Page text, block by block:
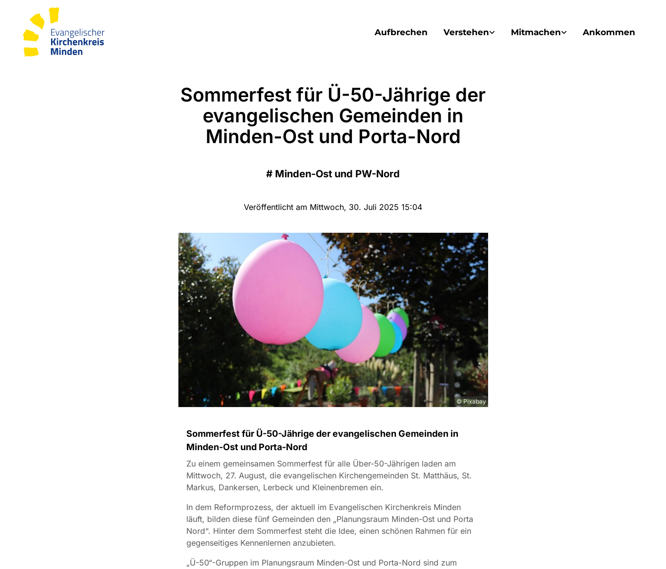
Aufbrechen Verstehen Mitmachen Ankommen
Sommerfest für Ü-50-Jährige der
evangelischen Gemeinden in
Minden-Ost und Porta-Nord
# Minden-Ost und PW-Nord
Veröffentlicht am Mittwoch, 30. Juli 2025 15:04
© Pixabay
Sommerfest für Ü-50-Jährige der evangelischen Gemeinden in
Minden-Ost und Porta-Nord
Zu einem gemeinsamen Sommerfest für alle Über-50-Jährigen laden am
Mittwoch, 27. August, die evangelischen Kirchengemeinden St. Matthäus, St.
Markus, Dankersen, Lerbeck und Kleinenbremen ein.
In dem Reformprozess, der aktuell im Evangelischen Kirchenkreis Minden
läuft, bilden diese fünf Gemeinden den „Planungsraum Minden-Ost und Porta
Nord“. Hinter dem Sommerfest steht die Idee, einen schönen Rahmen für ein
gegenseitiges Kennenlernen anzubieten.
„Ü-50“-Gruppen im Planungsraum Minden-Ost und Porta-Nord sind zum